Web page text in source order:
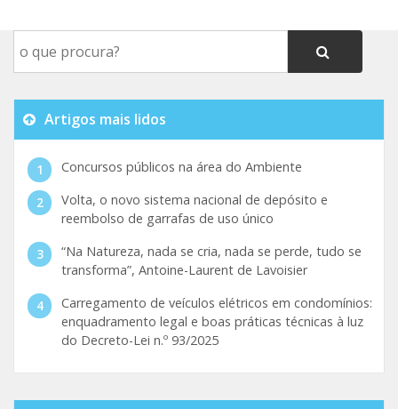
Artigos mais lidos
Concursos públicos na área do Ambiente
Volta, o novo sistema nacional de depósito e
reembolso de garrafas de uso único
“Na Natureza, nada se cria, nada se perde, tudo se
transforma”, Antoine-Laurent de Lavoisier
Carregamento de veículos elétricos em condomínios:
enquadramento legal e boas práticas técnicas à luz
do Decreto-Lei n.º 93/2025